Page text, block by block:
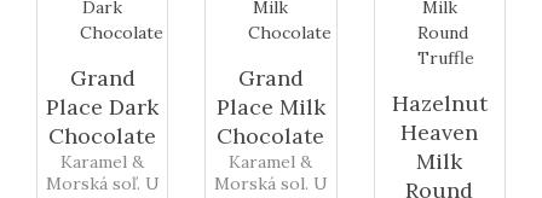
Grand
Place Dark
Chocolate
Karamel &
Morská soľ. U
Grand
Place Milk
Chocolate
Karamel &
Morská sol. U
Hazelnut
Heaven
Milk
Round